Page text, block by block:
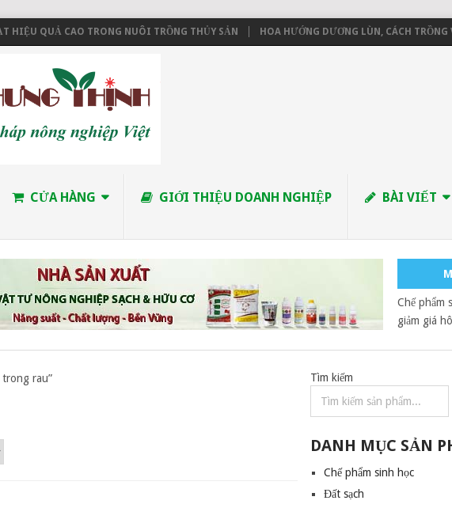
QUẢ CAO TRONG NUÔI TRỒNG THỦY SẢN HOA HƯỚNG DƯƠNG LÙN, CÁCH TRỒNG VÀ
CỬA HÀNG GIỚI THIỆU DOANH NGHIỆP BÀI VIẾT
Chế phẩm
giảm giá
trong rau” Tìm kiếm
DANH MỤC SẢN
Chế phẩm sinh học
Đất sạch